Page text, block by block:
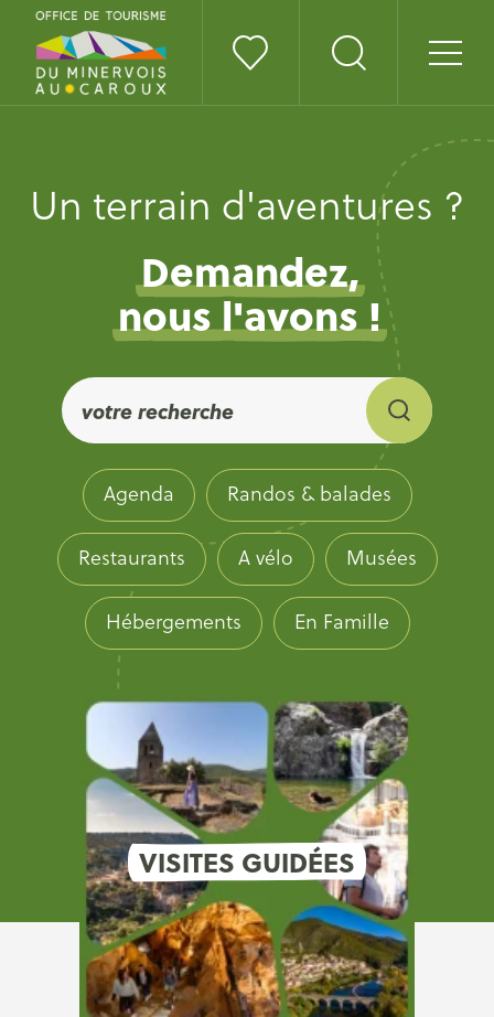
Un terrain d'aventures ?
Demandez,
nous l'avons !
Agenda Randos & balades
Restaurants A vélo Musées
Hébergements En Famille
VISITES GUIDÉES